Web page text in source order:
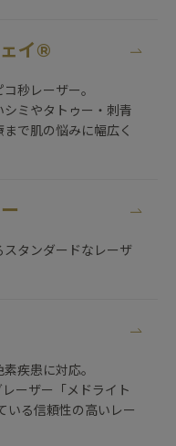
イ®
秒レーザー。
ミやタトゥー・刺青
で肌の悩みに幅広く
スタンダードなレーザ
疾患に対応。
ーザー「メドライト
いる信頼性の高いレー